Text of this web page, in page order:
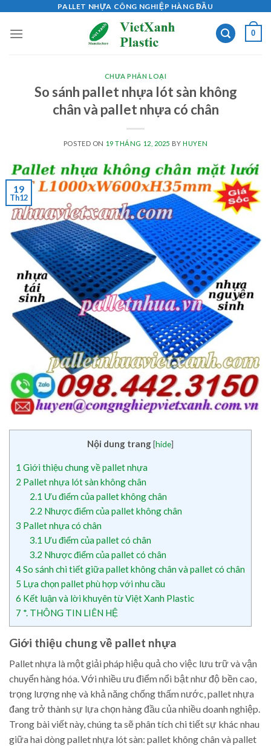
content
PALLET NHỰA CÔNG NGHIỆP HÀNG ĐẦU
0
CHƯA PHÂN LOẠI
So sánh pallet nhựa lót sàn không
chân và pallet nhựa có chân
POSTED ON 19 THÁNG 12, 2025 BYHUYEN
19
Th12
Nội dung trang[hide]
1 Giới thiệu chung về pallet nhựa
2 Pallet nhựa lót sàn không chân
2.1 Ưu điểm của pallet không chân
2.2 Nhược điểm của pallet không chân
3 Pallet nhựa có chân
3.1 Ưu điểm của pallet có chân
3.2 Nhược điểm của pallet có chân
4So sánh chi tiết giữa pallet không chân và pallet có chân
5 Lựa chọn pallet phù hợp với nhu cầu
6 Kết luận và lời khuyên từ Việt Xanh Plastic
7 *. THÔNG TIN LIÊN HỆ
Giới thiệu chung về pallet nhựa
Pallet nhựa là một giải pháp hiệu quả cho việc lưu trữ và vận
chuyển hàng hóa. Với nhiều ưu điểm nổi bật như độ bền cao,
trọng lượng nhẹ và khả năng chống thấm nước, pallet nhựa
đang trở thành sự lựa chọn hàng đầu của nhiều doanh nghiệp.
Trong bài viết này, chúng ta sẽ phân tích chi tiết sự khác nhau
giữa hai dòng pallet nhựa lót sàn: pallet không chân và pallet